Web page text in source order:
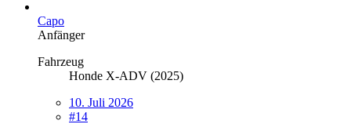
Capo
Anfänger
Fahrzeug
Honde X-ADV (2025)
10. Juli 2026
#14